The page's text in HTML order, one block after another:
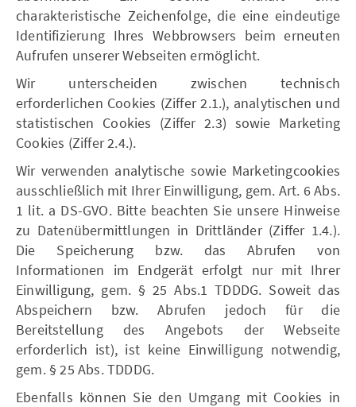
charakteristische Zeichenfolge, die eine eindeutige
Identifizierung Ihres Webbrowsers beim erneuten
Aufrufen unserer Webseiten ermöglicht.
Wir unterscheiden zwischen technisch
erforderlichen Cookies (Ziffer 2.1.), analytischen und
statistischen Cookies (Ziffer 2.3) sowie Marketing
Cookies (Ziffer 2.4.).
Wir verwenden analytische sowie Marketingcookies
ausschließlich mit Ihrer Einwilligung, gem. Art. 6 Abs.
1 lit. a DS-GVO. Bitte beachten Sie unsere Hinweise
zu Datenübermittlungen in Drittländer (Ziffer 1.4.).
Die Speicherung bzw. das Abrufen von
Informationen im Endgerät erfolgt nur mit Ihrer
Einwilligung, gem. § 25 Abs.1 TDDDG. Soweit das
Abspeichern bzw. Abrufen jedoch für die
Bereitstellung des Angebots der Webseite
erforderlich ist), ist keine Einwilligung notwendig,
gem. § 25 Abs. TDDDG.
Ebenfalls können Sie den Umgang mit Cookies in